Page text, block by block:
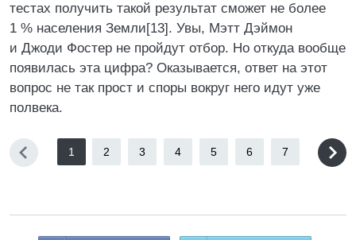
тестах получить такой результат сможет не более
1 % населения Земли[13]. Увы, Мэтт Дэймон
и Джоди Фостер не пройдут отбор. Но откуда вообще
появилась эта цифра? Оказывается, ответ на этот
вопрос не так прост и споры вокруг него идут уже
полвека.
1 2 3 4 5 6 7